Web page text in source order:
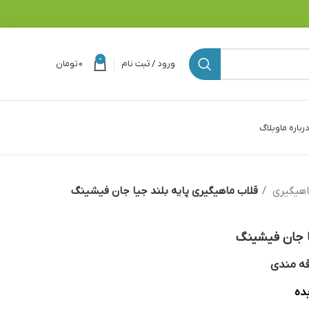
ورود / ثبت نام 0 ۰تومان
درباره ماوبلاگ
قلاب ماهیگیری پایه بلند جیا جان فیشینگ
جان فیشینگ
مندی